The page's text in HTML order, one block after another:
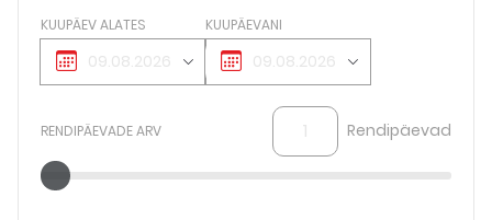
KUUPÄEV ALATES KUUPÄEVANI
RENDIPÄEVADE ARV Rendipäevad